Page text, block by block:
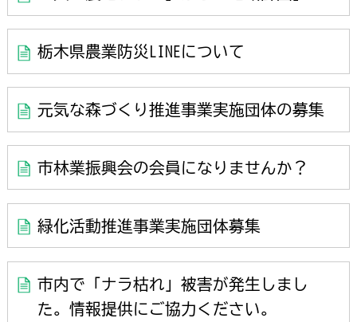
栃木県農業防災LINEについて
元気な森づくり推進事業実施団体の募集
市林業振興会の会員になりませんか？
緑化活動推進事業実施団体募集
市内で「ナラ枯れ」被害が発生しまし
た。情報提供にご協力ください。